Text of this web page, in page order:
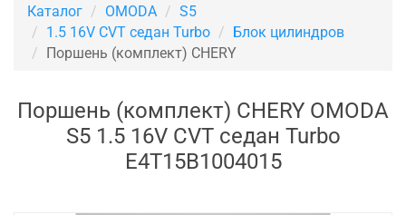
Каталог OMODA
S5
1.5 16V CVT седан Turbo
Блок цилиндров
Поршень (комплект) CHERY
Поршень (комплект) CHERY OMODA
S5 1.5 16V CVT седан Turbo
E4T15B1004015